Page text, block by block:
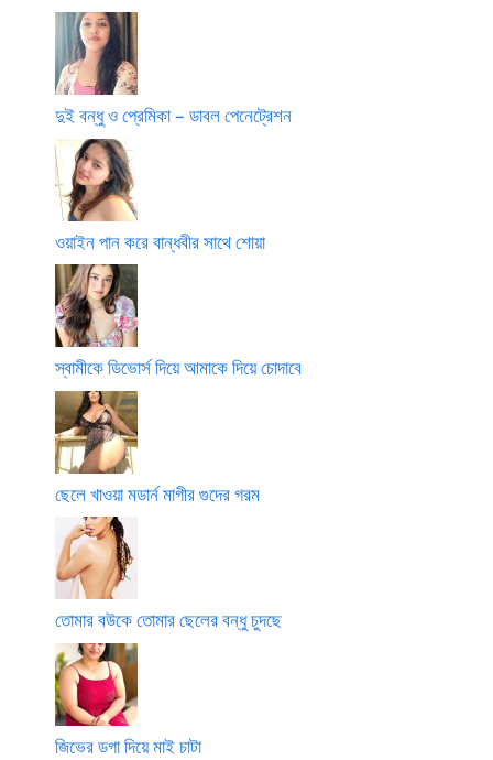
দুই বন্ধু ও প্রেমিকা – ডাবল পেনেট্রেশন
ওয়াইন পান করে বান্ধবীর সাথে শোয়া
স্বামীকে ডিভোর্স দিয়ে আমাকে দিয়ে চোদাবে
ছেলে খাওয়া মডার্ন মাগীর গুদের গরম
তোমার বউকে তোমার ছেলের বন্ধু চুদছে
জিভের ডগা দিয়ে মাই চাটা